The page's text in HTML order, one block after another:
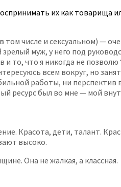
их как товарища
числе и сексуальном) —
муж, у него под
то, что я никогда не позволю
всем вокруг, но
работы, ни
ресурс был во мне — мой
Красота, дети, талант.
высоко.
Она не жалкая, а классная.